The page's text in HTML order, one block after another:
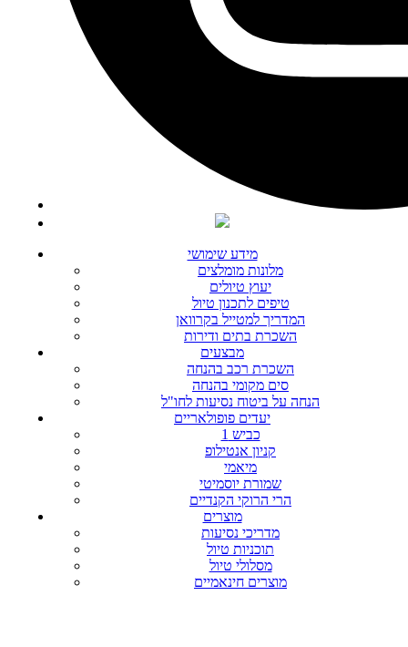
מידע שימושי
מלונות מומלצים
יעוץ טיולים
טיפים לתכנון טיול
המדריך למטייל בקרוואן
השכרת בתים ודירות
מבצעים
השכרת רכב בהנחה
סים מקומי בהנחה
הנחה על ביטוח נסיעות לחו"ל
יעדים פופולאריים
כביש 1
קניון אנטילופ
מיאמי
שמורת יוסמיטי
הרי הרוקי הקנדיים
מוצרים
מדריכי נסיעות
תוכניות טיול
מסלולי טיול
מוצרים חינאמיים